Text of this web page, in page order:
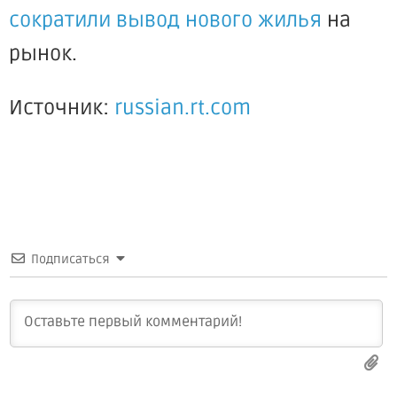
сократили вывод нового жилья на
рынок.
Источник: russian.rt.com
Подписаться